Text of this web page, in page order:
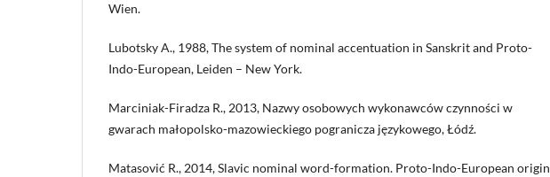
Wien.
Lubotsky A., 1988, The system of nominal accentuation in Sanskrit and Proto-
Indo-European, Leiden – New York.
Marciniak-Firadza R., 2013, Nazwy osobowych wykonawców czynności w
gwarach małopolsko-mazowieckiego pogranicza językowego, Łódź.
Matasović R., 2014, Slavic nominal word-formation. Proto-Indo-European origin